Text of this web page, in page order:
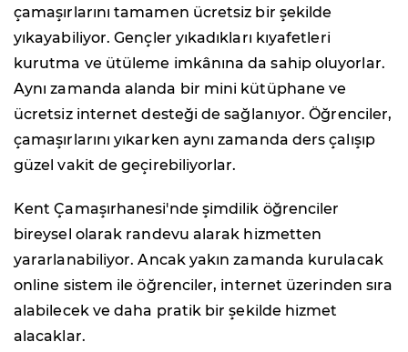
çamaşırlarını tamamen ücretsiz bir şekilde
yıkayabiliyor. Gençler yıkadıkları kıyafetleri
kurutma ve ütüleme imkânına da sahip oluyorlar.
Aynı zamanda alanda bir mini kütüphane ve
ücretsiz internet desteği de sağlanıyor. Öğrenciler,
çamaşırlarını yıkarken aynı zamanda ders çalışıp
güzel vakit de geçirebiliyorlar.
Kent Çamaşırhanesi'nde şimdilik öğrenciler
bireysel olarak randevu alarak hizmetten
yararlanabiliyor. Ancak yakın zamanda kurulacak
online sistem ile öğrenciler, internet üzerinden sıra
alabilecek ve daha pratik bir şekilde hizmet
alacaklar.